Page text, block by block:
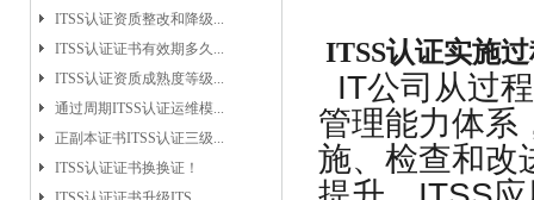
ITSS认证证书有效期多久...
ITSS认证资质成熟度等级...
通过周期ITSS认证运维模...
正副本证书ITSS认证三级...
ITSS认证证书换换证！
ITSS认证证书升级ITS...
ITSS认证资质整改和降级...
ITSS认证实施
IT公司从过
管理能力体系
施、检查和改